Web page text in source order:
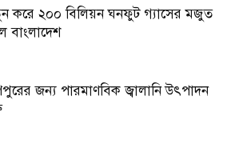
করে ২০০ বিলিয়ন ঘনফুট গ্যাসের মজুত
বাংলাদেশ
জন্য পারমাণবিক জ্বালানি উৎপাদন